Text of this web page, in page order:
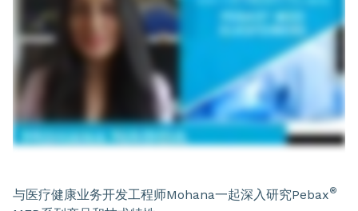
与医疗健康业务开发工程师Mohana一起深入研究Pebax®